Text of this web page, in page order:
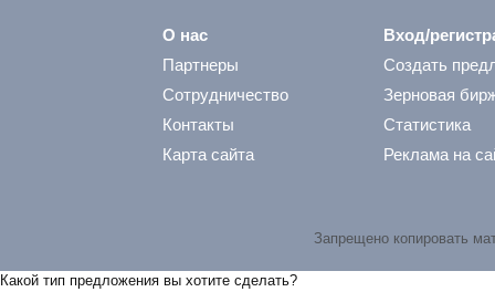
О нас
Партнеры
Сотрудничество
Контакты
Карта сайта
Вход/
Создать
Зерновая
Статистика
Реклама на
Запрещено копировать
Какой тип предложения вы хотите сделать?